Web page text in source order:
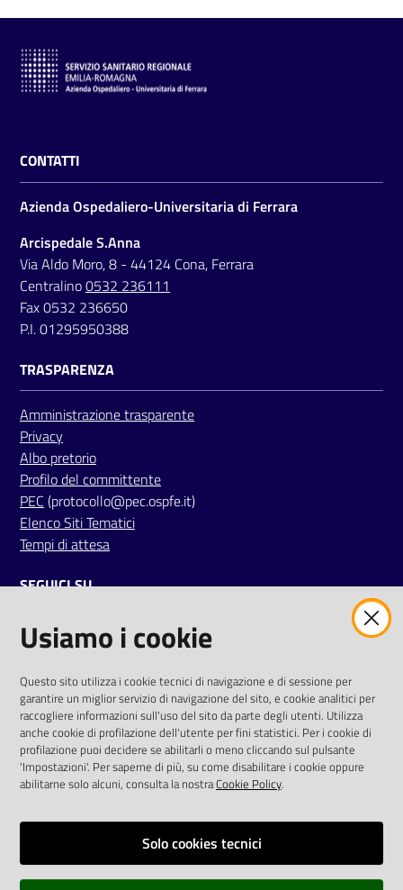
CONTATTI
Azienda Ospedaliero-Universitaria di Ferrara
Arcispedale S.Anna
Via Aldo Moro, 8 - 44124 Cona, Ferrara
Centralino0532 236111
Fax 0532 236650
P.I. 01295950388
TRASPARENZA
Amministrazione trasparente
Privacy
Albo pretorio
Profilo del committente
PEC (protocollo@pec.ospfe.it)
Elenco Siti Tematici
Tempi di attesa
SEGUICI SU
twitterfacebookyoutube
AREA DIPENDENTI
Posta Elettronica Aziendale
Cloud aziendale(manuale di istruzioni)
Portale del Dipendente
Sito intranet
Usiamo i cookie
Questo sito utilizza i cookie tecnici di navigazione e di sessione per
garantire un miglior servizio di navigazione del sito, e cookie analitici per
raccogliere informazioni sull'uso del sito da parte degli utenti. Utilizza
anche cookie di profilazione dell'utente per fini statistici. Per i cookie di
profilazione puoi decidere se abilitarli o meno cliccando sul pulsante
'Impostazioni'. Per saperne di più, su come disabilitare i cookie oppure
abilitarne solo alcuni, consulta la nostraCookie Policy.
Solo cookies tecnici